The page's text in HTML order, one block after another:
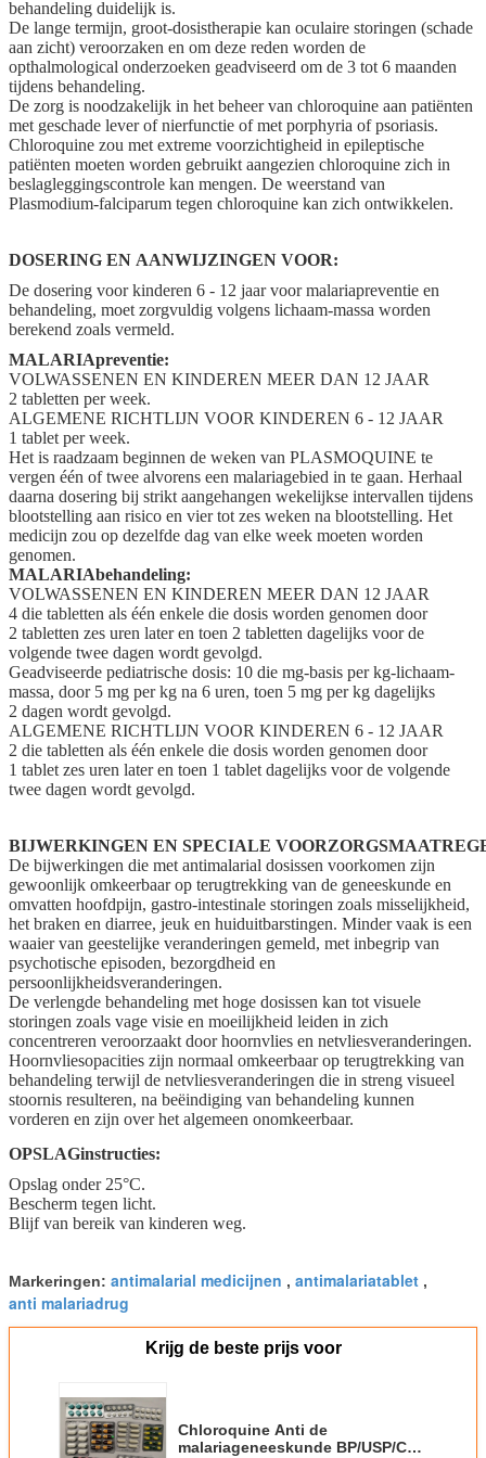
behandeling duidelijk is.
De lange termijn, groot-dosistherapie kan oculaire storingen (schade
aan zicht) veroorzaken en om deze reden worden de
opthalmological onderzoeken geadviseerd om de 3 tot 6 maanden
tijdens behandeling.
De zorg is noodzakelijk in het beheer van chloroquine aan patiënten
met geschade lever of nierfunctie of met porphyria of psoriasis.
Chloroquine zou met extreme voorzichtigheid in epileptische
patiënten moeten worden gebruikt aangezien chloroquine zich in
beslagleggingscontrole kan mengen. De weerstand van
Plasmodium-falciparum tegen chloroquine kan zich ontwikkelen.
DOSERING EN AANWIJZINGEN VOOR:
De dosering voor kinderen 6 - 12 jaar voor malariapreventie en
behandeling, moet zorgvuldig volgens lichaam-massa worden
berekend zoals vermeld.
MALARIApreventie:
VOLWASSENEN EN KINDEREN MEER DAN 12 JAAR
2 tabletten per week.
ALGEMENE RICHTLIJN VOOR KINDEREN 6 - 12 JAAR
1 tablet per week.
Het is raadzaam beginnen de weken van PLASMOQUINE te
vergen één of twee alvorens een malariagebied in te gaan. Herhaal
daarna dosering bij strikt aangehangen wekelijkse intervallen tijdens
blootstelling aan risico en vier tot zes weken na blootstelling. Het
medicijn zou op dezelfde dag van elke week moeten worden
genomen.
MALARIAbehandeling:
VOLWASSENEN EN KINDEREN MEER DAN 12 JAAR
4 die tabletten als één enkele die dosis worden genomen door
2 tabletten zes uren later en toen 2 tabletten dagelijks voor de
volgende twee dagen wordt gevolgd.
Geadviseerde pediatrische dosis: 10 die mg-basis per kg-lichaam-
massa, door 5 mg per kg na 6 uren, toen 5 mg per kg dagelijks
2 dagen wordt gevolgd.
ALGEMENE RICHTLIJN VOOR KINDEREN 6 - 12 JAAR
2 die tabletten als één enkele die dosis worden genomen door
1 tablet zes uren later en toen 1 tablet dagelijks voor de volgende
twee dagen wordt gevolgd.
BIJWERKINGEN EN SPECIALE
De bijwerkingen die met antimalarial dosissen voorkomen zijn
gewoonlijk omkeerbaar op terugtrekking van de geneeskunde en
omvatten hoofdpijn, gastro-intestinale storingen zoals misselijkheid,
het braken en diarree, jeuk en huiduitbarstingen. Minder vaak is een
waaier van geestelijke veranderingen gemeld, met inbegrip van
psychotische episoden, bezorgdheid en
persoonlijkheidsveranderingen.
De verlengde behandeling met hoge dosissen kan tot visuele
storingen zoals vage visie en moeilijkheid leiden in zich
concentreren veroorzaakt door hoornvlies en netvliesveranderingen.
Hoornvliesopacities zijn normaal omkeerbaar op terugtrekking van
behandeling terwijl de netvliesveranderingen die in streng visueel
stoornis resulteren, na beëindiging van behandeling kunnen
vorderen en zijn over het algemeen onomkeerbaar.
OPSLAGinstructies:
Opslag onder 25°C.
Bescherm tegen licht.
Blijf van bereik van kinderen weg.
Markeringen: antimalarial medicijnen , antimalariatablet ,
anti malariadrug
Krijg de beste prijs voor
Chloroquine Anti de
malariageneeskunde BP/USP/CP